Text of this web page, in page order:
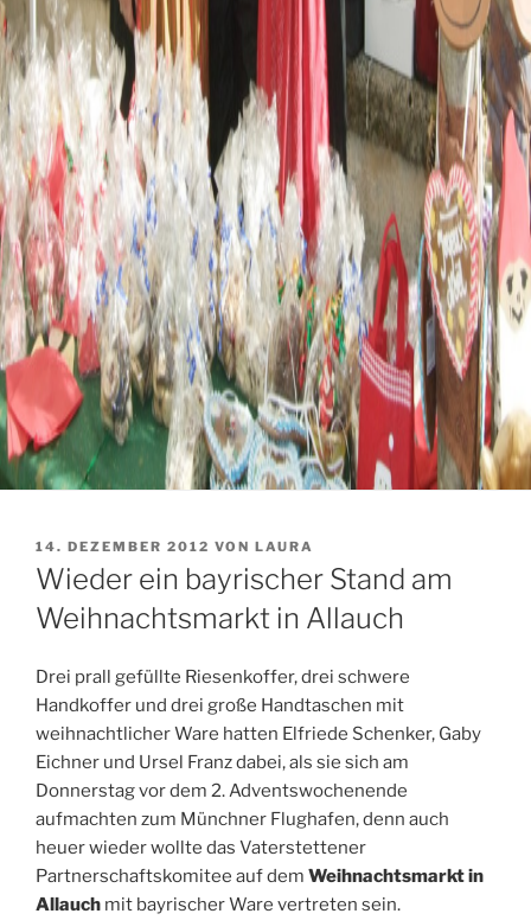
VERÖFFENTLICHT
AM
14. DEZEMBER 2012 VON LAURA
Wieder ein bayrischer Stand am
Weihnachtsmarkt in Allauch
Drei prall gefüllte Riesenkoffer, drei schwere
Handkoffer und drei große Handtaschen mit
weihnachtlicher Ware hatten Elfriede Schenker, Gaby
Eichner und Ursel Franz dabei, als sie sich am
Donnerstag vor dem 2. Adventswochenende
aufmachten zum Münchner Flughafen, denn auch
heuer wieder wollte das Vaterstettener
Partnerschaftskomitee auf dem Weihnachtsmarkt in
Allauch mit bayrischer Ware vertreten sein.